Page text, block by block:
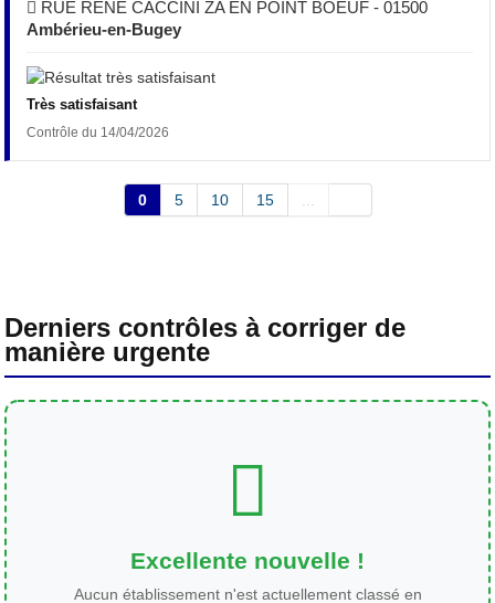
RUE RENE CACCINI ZA EN POINT BOEUF - 01500
Ambérieu-en-Bugey
Très satisfaisant
Contrôle du 14/04/2026
0 5 10 15
Derniers contrôles à corriger de
manière urgente
Excellente nouvelle !
Aucun établissement n'est actuellement classé en